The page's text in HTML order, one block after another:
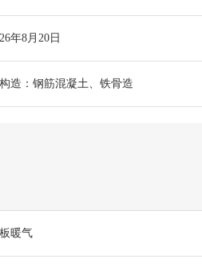
年8月20日
造：钢筋混凝土、铁骨造
暖气